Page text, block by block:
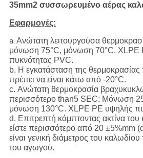
35mm2 συσσωρευμένο αέρας
Εφαρμογές:
a. Ανώτατη λειτουργούσα
μόνωση 75°C, μόνωση 70°C. XLPE
πυκνότητας PVC.
b. Η εγκατάσταση της θερμοκρασίας
πρέπει να είναι κάτω από -20°C.
c. Ανώτατη θερμοκρασία
περισσότερο than5 SEC: Μόνωση
μόνωση 130°C. XLPE PE υψηλής
d. Επιτρεπτή κάμπτοντας ακτίνα
είστε περισσότερο από 20 ±5%mm
είναι γενική διάμετρος του καλωδίου
του αγωγού.